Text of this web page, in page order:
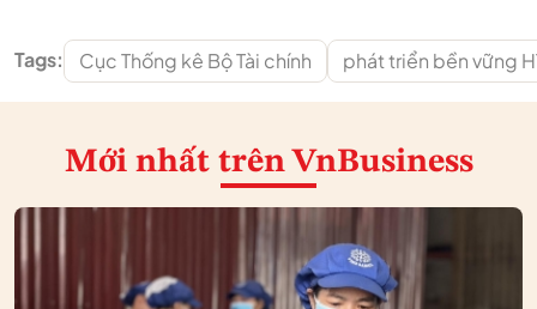
Tags: Cục Thống kê Bộ Tài chính phát triển bền vững
Mới nhất trên VnBusiness